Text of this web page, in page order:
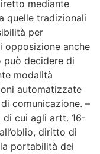
mediante
quelle tradizionali
per
opposizione anche
può decidere di
modalità
automatizzate
comunicazione. –
di cui agli artt. 16-
diritto di
portabilità dei